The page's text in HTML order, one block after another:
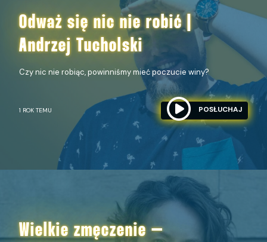
Odważ się nic nie robić |
Andrzej Tucholski
Czy nic nie robiąc, powinniśmy mieć poczucie winy?
1 ROK TEMU POSŁUCHAJ
Wielkie zmęczenie –